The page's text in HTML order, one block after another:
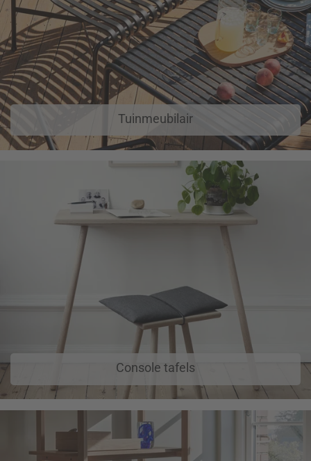
Tuinmeubilair
Console tafels